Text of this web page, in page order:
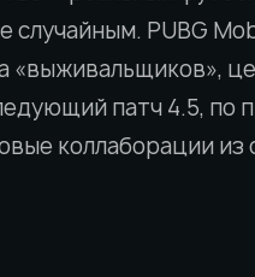
случайным. PUBG
«выживальщиков»,
патч 4.5, по
коллаборации из